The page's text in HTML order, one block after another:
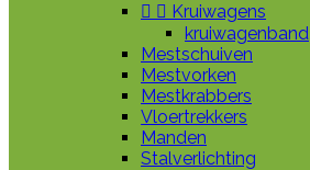
  Kruiwagens
kruiwagenband
Mestschuiven
Mestvorken
Mestkrabbers
Vloertrekkers
Manden
Stalverlichting